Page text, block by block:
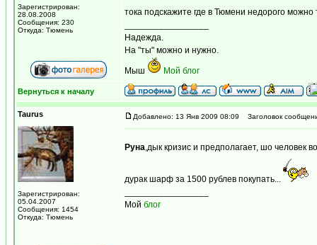
Зарегистрирован:
28.08.2008
Сообщения: 230
Откуда: Тюмень
тока подскажите где в Тюмени недорого
Надежда.
На "ты" можно и нужно.
Мыш Мой блог
Вернуться к началу
Taurus
Зарегистрирован:
05.04.2007
Сообщения: 1454
Откуда: Тюмень
Добавлено: 13 Янв 2009 08:09 Заголовок
Руна,дык кризис и предполагает, шо человек
дурак шарф за 1500 рублев покупать...
Мой блог